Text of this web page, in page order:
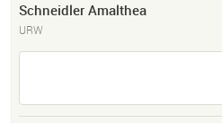
Schneidler Amalthea
URW